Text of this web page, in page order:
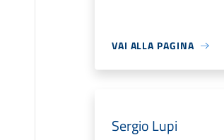
VAI ALLA PAGINA
Sergio Lupi